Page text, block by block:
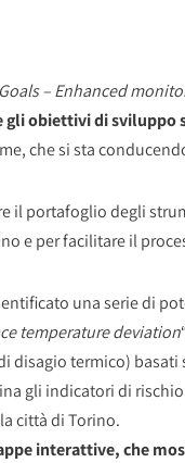
– Enhanced
gli obiettivi di sviluppo
che si sta
il portafoglio degli
e per facilitare il
una serie di
temperature deviation
termico)
gli indicatori di
città di Torino.
interattive, che